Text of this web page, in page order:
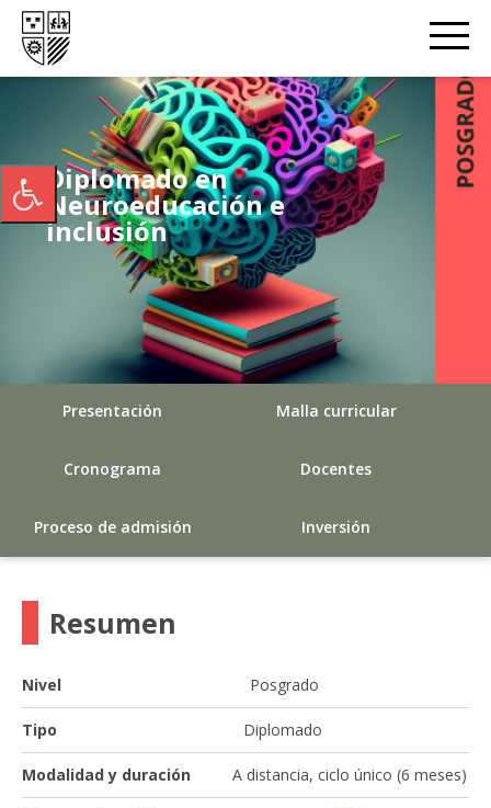
Diplomado en
Neuroeducación e
inclusión
Presentación Malla curricular
Cronograma Docentes
Proceso de admisión Inversión
Resumen
Nivel Posgrado
Tipo Diplomado
Modalidad y duración A distancia, ciclo único (6 meses)